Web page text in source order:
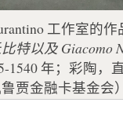
工作室的作
特以及 Giacomo
1540 年；彩陶，
贾金融卡基金会）